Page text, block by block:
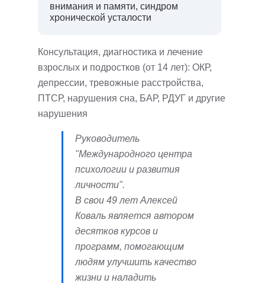
внимания и памяти, синдром
хронической усталости
Консультация, диагностика и лечение
взрослых и подростков (от 14 лет): ОКР,
депрессии, тревожные расстройства,
ПТСР, нарушения сна, БАР, РДУГ и другие
нарушения
Руководитель
"Международного центра
психологии и развития
личности".
В свои 49 лет Алексей
Коваль является автором
десятков курсов и
программ, помогающим
людям улучшить качество
жизни и наладить